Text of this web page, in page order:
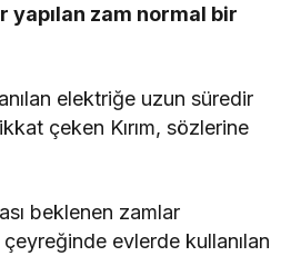
yapılan zam normal bir
elektriğe uzun süredir
çeken Kırım, sözlerine
beklenen zamlar
çeyreğinde evlerde kullanılan